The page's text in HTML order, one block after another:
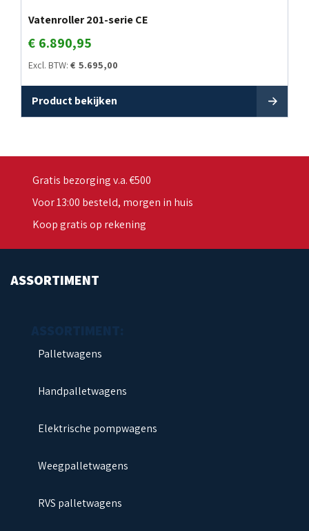
Vatenroller 201-serie CE
€ 6.890,95
Excl. BTW: € 5.695,00
Product bekijken
Gratis bezorging v.a. €500
Voor 13:00 besteld, morgen in huis
Koop gratis op rekening
ASSORTIMENT
Palletwagens
Handpalletwagens
Elektrische pompwagens
Weegpalletwagens
RVS palletwagens